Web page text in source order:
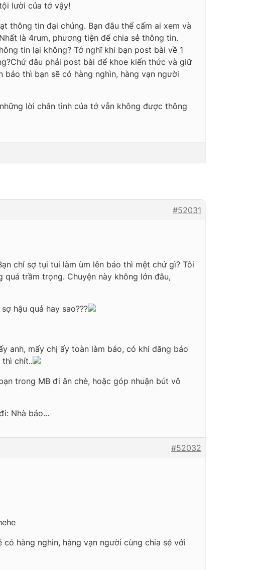
lười của tớ vậy!
thông tin đại chúng. Bạn đâu thể cấm ai xem và
là 4rum, phương tiện để chia sẻ thông tin.
tin lại không? Tớ nghĩ khi bạn post bài về 1
đâu phải post bài để khoe kiến thức và giữ
thì bạn sẽ có hàng nghìn, hàng vạn người
lời chân tình của tớ vẫn không được thông
#52031
chỉ sợ tụi tui làm ùm lên báo thì mệt chứ gì? Tôi
trầm trọng. Chuyện này không lớn đâu,
hậu quả hay sao???
anh, mấy chị ấy toàn làm báo, có khi đăng báo
chít..
trong MB đi ăn chè, hoặc góp nhuận bút vô
Nhà báo…
#52032
hàng nghìn, hàng vạn người cùng chia sẻ với